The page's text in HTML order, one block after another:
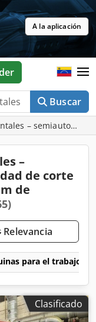
A la aplicación
Buscar
–
–
de corte
de
Relevancia
para el trabajo
Clasificado